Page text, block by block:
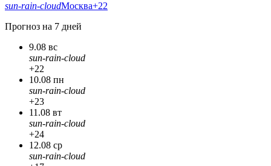
sun-rain-cloudМосква+22
Прогноз на 7 дней
9.08 вс
sun-rain-cloud
+22
10.08 пн
sun-rain-cloud
+23
11.08 вт
sun-rain-cloud
+24
12.08 ср
sun-rain-cloud